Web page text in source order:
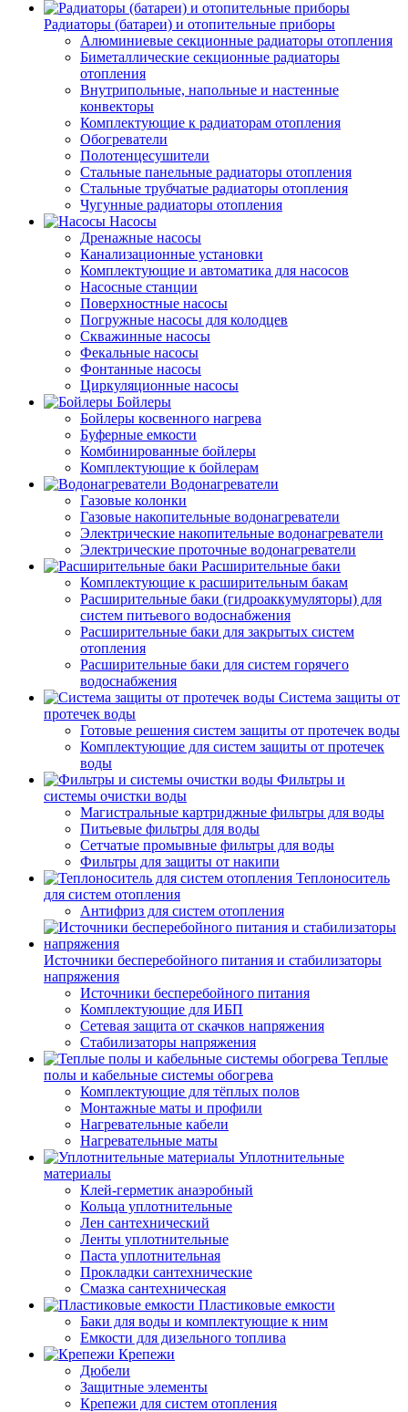
Радиаторы (батареи) и отопительные приборы
Алюминиевые секционные радиаторы отопления
Биметаллические секционные радиаторы
отопления
Внутрипольные, напольные и настенные
конвекторы
Комплектующие к радиаторам отопления
Обогреватели
Полотенцесушители
Стальные панельные радиаторы отопления
Стальные трубчатые радиаторы отопления
Чугунные радиаторы отопления
Насосы
Дренажные насосы
Канализационные установки
Комплектующие и автоматика для насосов
Насосные станции
Поверхностные насосы
Погружные насосы для колодцев
Скважинные насосы
Фекальные насосы
Фонтанные насосы
Циркуляционные насосы
Бойлеры
Бойлеры косвенного нагрева
Буферные емкости
Комбинированные бойлеры
Комплектующие к бойлерам
Водонагреватели
Газовые колонки
Газовые накопительные водонагреватели
Электрические накопительные водонагреватели
Электрические проточные водонагреватели
Расширительные баки
Комплектующие к расширительным бакам
Расширительные баки (гидроаккумуляторы) для
систем питьевого водоснабжения
Расширительные баки для закрытых систем
отопления
Расширительные баки для систем горячего
водоснабжения
Система защиты от
протечек воды
Готовые решения систем защиты от протечек воды
Комплектующие для систем защиты от протечек
воды
Фильтры и
системы очистки воды
Магистральные картриджные фильтры для воды
Питьевые фильтры для воды
Сетчатые промывные фильтры для воды
Фильтры для защиты от накипи
Теплоноситель
для систем отопления
Антифриз для систем отопления
Источники бесперебойного питания и стабилизаторы
напряжения
Источники бесперебойного питания
Комплектующие для ИБП
Сетевая защита от скачков напряжения
Стабилизаторы напряжения
Теплые
полы и кабельные системы обогрева
Комплектующие для тёплых полов
Монтажные маты и профили
Нагревательные кабели
Нагревательные маты
Уплотнительные
материалы
Клей-герметик анаэробный
Кольца уплотнительные
Лен сантехнический
Ленты уплотнительные
Паста уплотнительная
Прокладки сантехнические
Смазка сантехническая
Пластиковые емкости
Баки для воды и комплектующие к ним
Емкости для дизельного топлива
Крепежи
Дюбели
Защитные элементы
Крепежи для систем отопления